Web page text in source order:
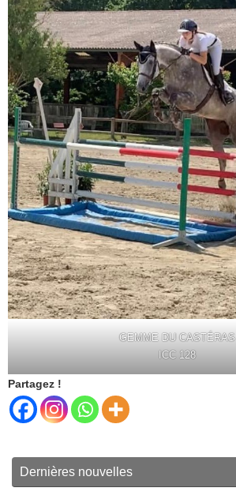
GEMME DU CASTÉRAS
ICC 128
Partagez !
Dernières nouvelles